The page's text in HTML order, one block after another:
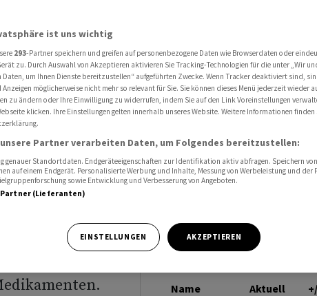
trotz nahender Patentklippe
Novartis
zum
Name Aktuell
ist uns wichtig
293-Partner speichern und greifen auf personenbezogene Daten wie Browserdaten oder
zu. Durch Auswahl von Akzeptieren aktivieren Sie Tracking-Technologien für die unter „Wir
Daten, um Ihnen Dienste bereitzustellen“ aufgeführten Zwecke. Wenn Tracker deaktiviert sind,
möglicherweise nicht mehr so relevant für Sie. Sie können dieses Menü jederzeit wieder
zu ändern oder Ihre Einwilligung zu widerrufen, indem Sie auf den Link Voreinstellungen
klicken. Ihre Einstellungen gelten innerhalb unseres Website. Weitere Informationen finden
Partner verarbeiten Daten, um Folgendes bereitzustellen:
genauer Standortdaten. Endgeräteeigenschaften zur Identifikation aktiv abfragen. Speichern
auf einem Endgerät. Personalisierte Werbung und Inhalte, Messung von Werbeleistung und der
sowie Entwicklung und Verbesserung von Angeboten.
(Lieferanten)
EINSTELLUNGEN AKZEPTIEREN